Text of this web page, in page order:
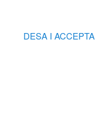
DESA I ACCEPTA